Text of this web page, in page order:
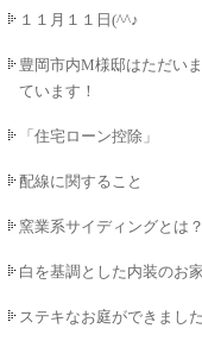
１１月１１日(^^♪
豊岡市内M様邸はただい
ています！
「住宅ローン控除」
配線に関すること
窯業系サイディングとは？
白を基調とした内装のお
ステキなお庭ができまし